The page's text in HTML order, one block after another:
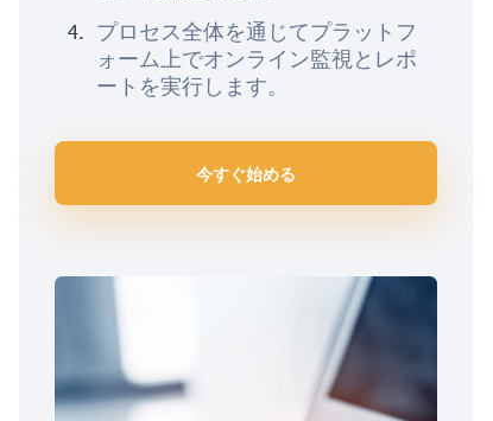
プロセス全体を通じてプラットフ
ォーム上でオンライン監視とレポ
ートを実行します。
今すぐ始める